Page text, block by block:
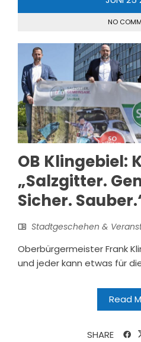
NO
OB Klingebiel:
„Salzgitter.
Sicher.
Stadtgeschehen &
Oberbürgermeister Frank
und jeder kann etwas für
Read
SHARE